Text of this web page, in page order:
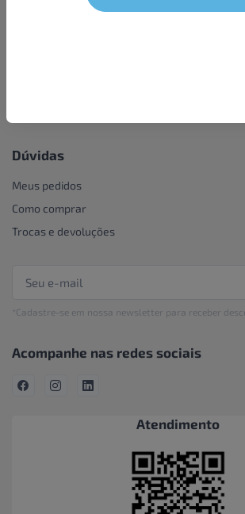
Dúvidas
Meus pedidos
Como comprar
Trocas e devoluções
*Cadastre-se em nossa newsletter para receber
Acompanhe nas redes sociais
Atendimento